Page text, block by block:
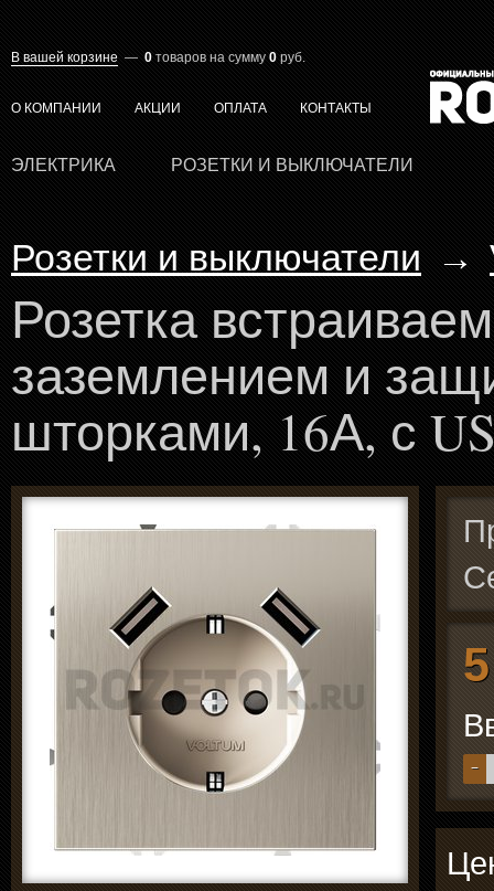
В вашей корзине — 0 товаров на сумму 0 руб.
О КОМПАНИИ АКЦИИ ОПЛАТА КОНТАКТЫ
ЭЛЕКТРИКА РОЗЕТКИ И ВЫКЛЮЧАТЕЛИ
Розетки и выключатели →
Розетка
заземлением и
шторками, 16А, с
−